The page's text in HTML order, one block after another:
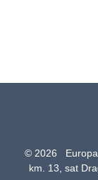
© 2026
km. 13, sat